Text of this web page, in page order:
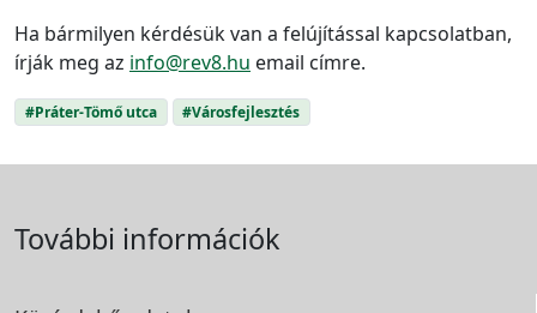
Ha bármilyen kérdésük van a felújítással kapcsolatban,
írják meg az info@rev8.hu email címre.
#Práter-Tömő utca #Városfejlesztés
További információk